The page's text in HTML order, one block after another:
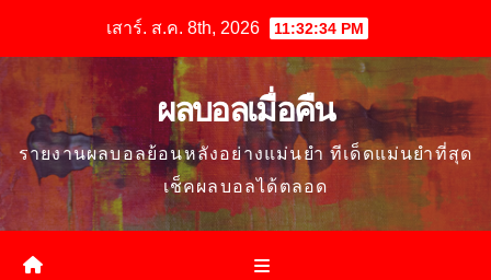
content
เสาร์. ส.ค. 8th, 2026 11:32:35 PM
ผลบอลเมื่อคืน
รายงานผลบอลย้อนหลังอย่างแม่นยำ ทีเด็ดแม่นยำที่สุด
เช็คผลบอลได้ตลอด